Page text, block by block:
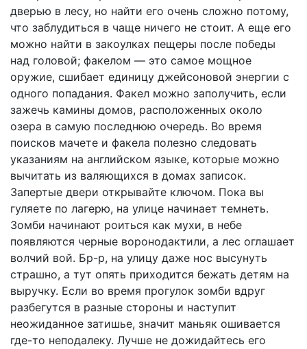
дверью в лесу, но найти его очень сложно потому,
что заблудиться в чаще ничего не стоит. А еще его
можно найти в закоулках пещеры после победы
над головой; факелом — это самое мощное
оружие, сшибает единицу джейсоновой энергии с
одного попадания. Факел можно заполучить, если
зажечь камины домов, расположенных около
озера в самую последнюю очередь. Во время
поисков мачете и факела полезно следовать
указаниям на английском языке, которые можно
вычитать из валяющихся в домах записок.
Запертые двери открывайте ключом. Пока вы
гуляете по лагерю, на улице начинает темнеть.
Зомби начинают роиться как мухи, в небе
появляются черные воронодактили, а лес оглашает
волчий вой. Бр-р, на улицу даже нос высунуть
страшно, а тут опять приходится бежать детям на
выручку. Если во время прогулок зомби вдруг
разбегутся в разные стороны и наступит
неожиданное затишье, значит маньяк ошивается
где-то неподалеку. Лучше не дожидайтесь его